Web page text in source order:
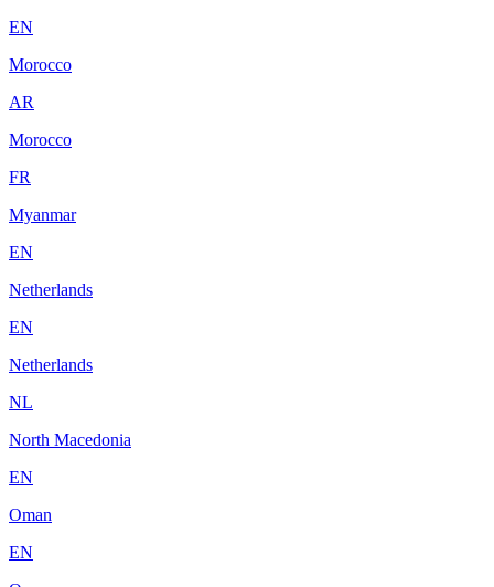
EN
Morocco
AR
Morocco
FR
Myanmar
EN
Netherlands
EN
Netherlands
NL
North Macedonia
EN
Oman
EN